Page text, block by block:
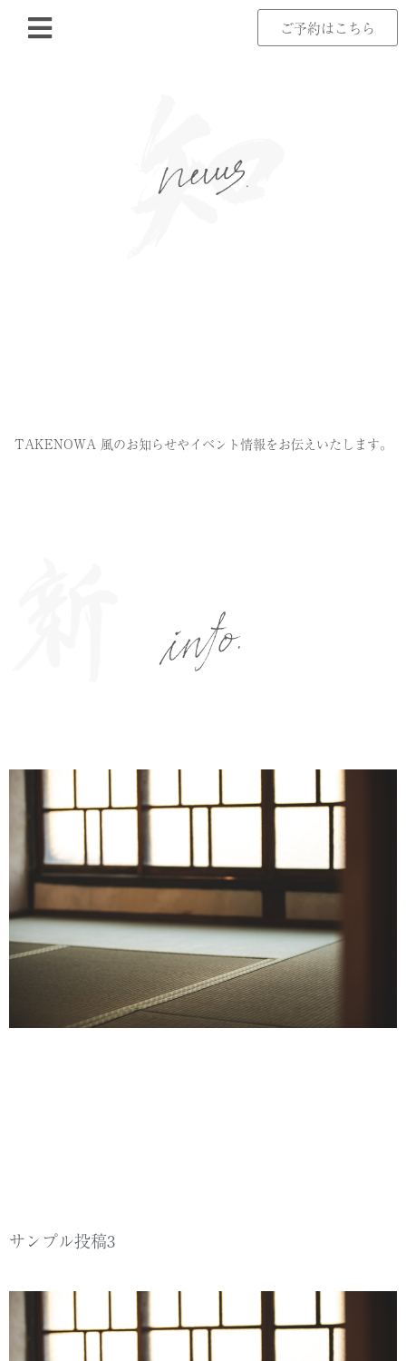
ご予約はこちら
TAKENOWA 風のお知らせやイベント情報をお伝えいたします。
サンプル投稿3